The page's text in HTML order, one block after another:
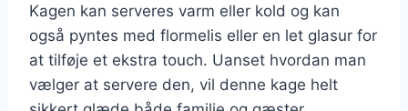
Kagen kan serveres varm eller kold og kan
også pyntes med flormelis eller en let glasur for
at tilføje et ekstra touch. Uanset hvordan man
vælger at servere den, vil denne kage helt